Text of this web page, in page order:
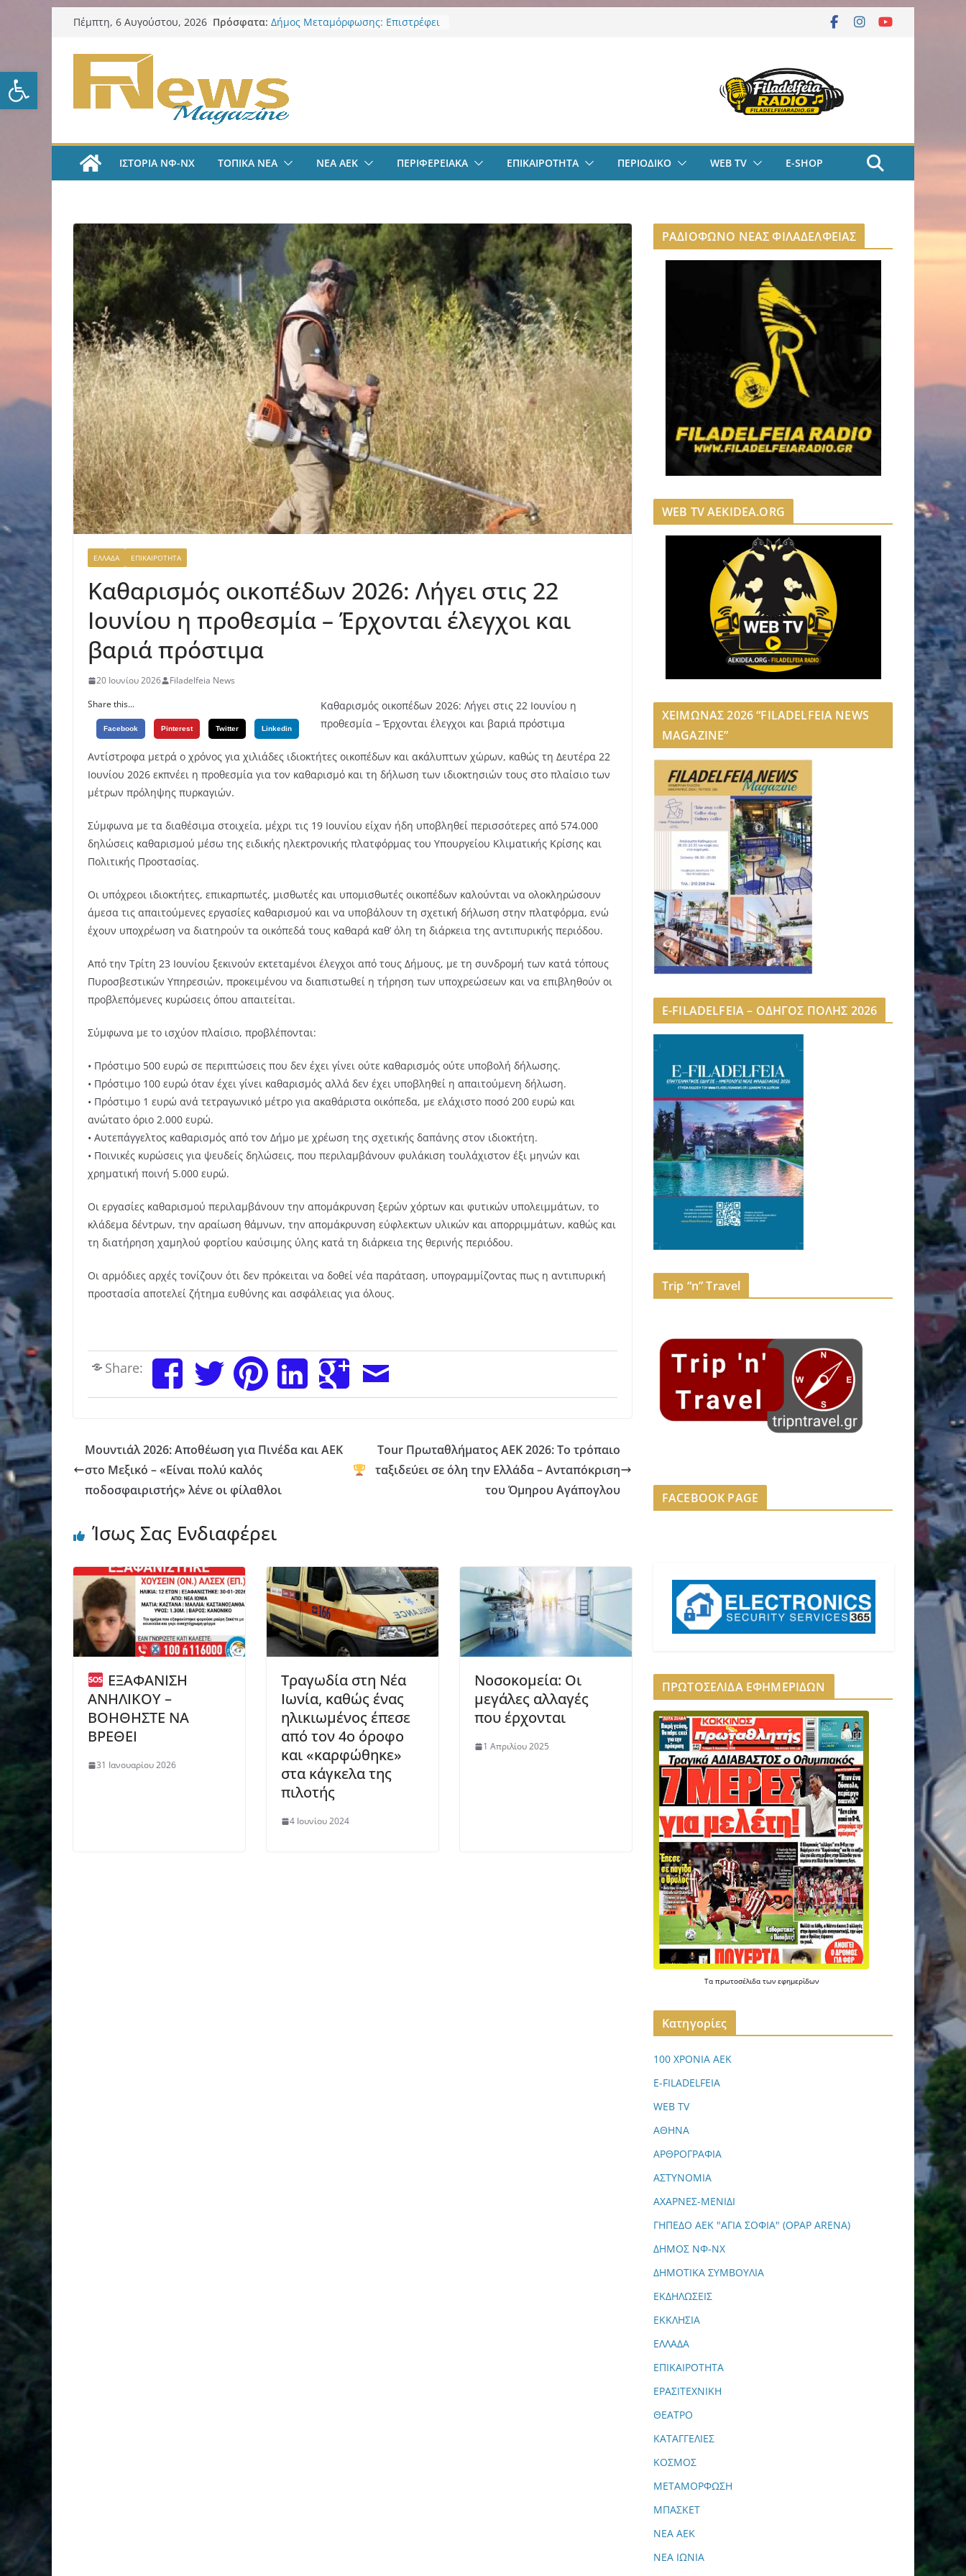
Ανοίξτε τη γραμμή εργαλείων
Μετάβαση
περιεχόμενο
Πέμπτη, 6 Αυγούστου, 2026 Πρόσφατα: Δήμος Μεταμόρφωσης: Επιστρέφει
αλλαγή του νομοθετικού πλαισιου
ΑΕΚ Ποδόσφαιρο: Στην Αθήνα ο
Μίλαν Βιτάλις – Περνά ιατρικά,
υπογράφει τετραετές συμβόλαιο
Αυτοκρατορία” #77 με ανοιχτές
γραμμές με Γιάννη Ευστρατιάδη
Πραγματοποιήθηκε η πρώτη
συγκέντρωση και προπόνηση
ενόψει της νέας αγωνιστικής σεζόν
Δήμος Νέας Ιωνίας: Ασπίδα
προστασίας στην κλιματική κρίση
ΙΣΤΟΡΙΑ ΝΦ-ΝΧ ΤΟΠΙΚΑ ΝΕΑ ΝΕΑ ΑΕΚ ΠΕΡΙΦΕΡΕΙΑΚΑ ΕΠΙΚΑΙΡΟΤΗΤΑ ΠΕΡΙΟΔΙΚΟ WEB TV E-SHOP
ΕΛΛΑΔΑ ΕΠΙΚΑΙΡΟΤΗΤΑ
Καθαρισμός οικοπέδων 2026: Λήγει στις 22
Ιουνίου η προθεσμία – Έρχονται έλεγχοι και
βαριά πρόστιμα
20 Ιουνίου 2026
Filadelfeia News
Share this...
Facebook Pinterest Twitter Linkedin
Καθαρισμός οικοπέδων 2026: Λήγει στις 22 Ιουνίου η
προθεσμία – Έρχονται έλεγχοι και βαριά πρόστιμα
Αντίστροφα μετρά ο χρόνος για χιλιάδες ιδιοκτήτες οικοπέδων και ακάλυπτων χώρων, καθώς τη Δευτέρα 22
Ιουνίου 2026 εκπνέει η προθεσμία για τον καθαρισμό και τη δήλωση των ιδιοκτησιών τους στο πλαίσιο των
μέτρων πρόληψης πυρκαγιών.
Σύμφωνα με τα διαθέσιμα στοιχεία, μέχρι τις 19 Ιουνίου είχαν ήδη υποβληθεί περισσότερες από 574.000
δηλώσεις καθαρισμού μέσω της ειδικής ηλεκτρονικής πλατφόρμας του Υπουργείου Κλιματικής Κρίσης και
Πολιτικής Προστασίας.
Οι υπόχρεοι ιδιοκτήτες, επικαρπωτές, μισθωτές και υπομισθωτές οικοπέδων καλούνται να ολοκληρώσουν
άμεσα τις απαιτούμενες εργασίες καθαρισμού και να υποβάλουν τη σχετική δήλωση στην πλατφόρμα, ενώ
έχουν υποχρέωση να διατηρούν τα οικόπεδά τους καθαρά καθ’ όλη τη διάρκεια της αντιπυρικής περιόδου.
Από την Τρίτη 23 Ιουνίου ξεκινούν εκτεταμένοι έλεγχοι από τους Δήμους, με τη συνδρομή των κατά τόπους
Πυροσβεστικών Υπηρεσιών, προκειμένου να διαπιστωθεί η τήρηση των υποχρεώσεων και να επιβληθούν οι
προβλεπόμενες κυρώσεις όπου απαιτείται.
Σύμφωνα με το ισχύον πλαίσιο, προβλέπονται:
• Πρόστιμο 500 ευρώ σε περιπτώσεις που δεν έχει γίνει ούτε καθαρισμός ούτε υποβολή δήλωσης.
• Πρόστιμο 100 ευρώ όταν έχει γίνει καθαρισμός αλλά δεν έχει υποβληθεί η απαιτούμενη δήλωση.
• Πρόστιμο 1 ευρώ ανά τετραγωνικό μέτρο για ακαθάριστα οικόπεδα, με ελάχιστο ποσό 200 ευρώ και
ανώτατο όριο 2.000 ευρώ.
• Αυτεπάγγελτος καθαρισμός από τον Δήμο με χρέωση της σχετικής δαπάνης στον ιδιοκτήτη.
• Ποινικές κυρώσεις για ψευδείς δηλώσεις, που περιλαμβάνουν φυλάκιση τουλάχιστον έξι μηνών και
χρηματική ποινή 5.000 ευρώ.
Οι εργασίες καθαρισμού περιλαμβάνουν την απομάκρυνση ξερών χόρτων και φυτικών υπολειμμάτων, το
κλάδεμα δέντρων, την αραίωση θάμνων, την απομάκρυνση εύφλεκτων υλικών και απορριμμάτων, καθώς και
τη διατήρηση χαμηλού φορτίου καύσιμης ύλης κατά τη διάρκεια της θερινής περιόδου.
Οι αρμόδιες αρχές τονίζουν ότι δεν πρόκειται να δοθεί νέα παράταση, υπογραμμίζοντας πως η αντιπυρική
προστασία αποτελεί ζήτημα ευθύνης και ασφάλειας για όλους.
Share:
Μουντιάλ 2026: Αποθέωση για Πινέδα και ΑΕΚ
στο Μεξικό – «Είναι πολύ καλός
ποδοσφαιριστής» λένε οι φίλαθλοι
Tour Πρωταθλήματος ΑΕΚ 2026: Το τρόπαιο
ταξιδεύει σε όλη την Ελλάδα – Ανταπόκριση
του Όμηρου Αγάπογλου
Ίσως Σας Ενδιαφέρει
ΕΞΑΦΑΝΙΣΗ
ΑΝΗΛΙΚΟΥ –
ΒΟΗΘΗΣΤΕ ΝΑ
ΒΡΕΘΕΙ
31 Ιανουαρίου 2026
Τραγωδία στη Νέα
Ιωνία, καθώς ένας
ηλικιωμένος έπεσε
από τον 4ο όροφο
και «καρφώθηκε»
στα κάγκελα της
πιλοτής
4 Ιουνίου 2024
Νοσοκομεία: Οι
μεγάλες αλλαγές
που έρχονται
1 Απριλίου 2025
ΡΑΔΙΟΦΩΝΟ ΝΕΑΣ ΦΙΛΑΔΕΛΦΕΙΑΣ
WEB TV AEKIDEA.ORG
ΧΕΙΜΩΝΑΣ 2026 “FILADELFEIA NEWS
MAGAZINE”
E-FILADELFEIA – ΟΔΗΓΟΣ ΠΟΛΗΣ 2026
Trip “n” Travel
FACEBOOK PAGE
ΠΡΩΤΟΣΕΛΙΔΑ ΕΦΗΜΕΡΙΔΩΝ
Τα πρωτοσέλιδα των εφημερίδων
Kατηγορίες
100 ΧΡΟΝΙΑ ΑΕΚ
E-FILADELFEIA
WEB TV
ΑΘΗΝΑ
ΑΡΘΡΟΓΡΑΦΙΑ
ΑΣΤΥΝΟΜΙΑ
ΑΧΑΡΝΕΣ-ΜΕΝΙΔΙ
ΓΗΠΕΔΟ ΑΕΚ "ΑΓΙΑ ΣΟΦΙΑ" (OPAP ARENA)
ΔΗΜΟΣ ΝΦ-ΝΧ
ΔΗΜΟΤΙΚΑ ΣΥΜΒΟΥΛΙΑ
ΕΚΔΗΛΩΣΕΙΣ
ΕΚΚΛΗΣΙΑ
ΕΛΛΑΔΑ
ΕΠΙΚΑΙΡΟΤΗΤΑ
ΕΡΑΣΙΤΕΧΝΙΚΗ
ΘΕΑΤΡΟ
ΚΑΤΑΓΓΕΛΙΕΣ
ΚΟΣΜΟΣ
ΜΕΤΑΜΟΡΦΩΣΗ
ΜΠΑΣΚΕΤ
ΝΕΑ ΑΕΚ
ΝΕΑ ΙΩΝΙΑ